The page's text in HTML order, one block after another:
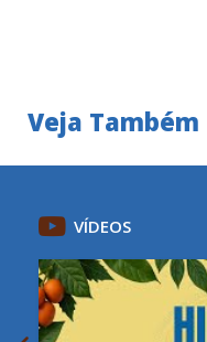
Veja Também
VÍDEOS